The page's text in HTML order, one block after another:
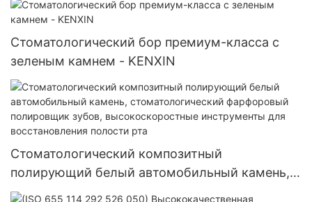
Стоматологический бор премиум-класса с
зеленым камнем - KENXIN
Стоматологический композитный
полирующий белый автомобильный камень,
стоматологический фарфоровый полировщик